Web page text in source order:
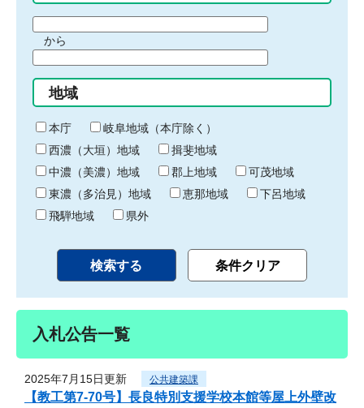
間
始
り
から
間
終
わ
り
地域
本庁
岐阜地域（本庁除く）
西濃（大垣）地域
揖斐地域
中濃（美濃）地域
郡上地域
可茂地域
東濃（多治見）地域
恵那地域
下呂地域
飛騨地域
県外
入札公告一覧
2025年7月15日更新 公共建築課
【教工第7-70号】長良特別支援学校本館等屋上外壁改